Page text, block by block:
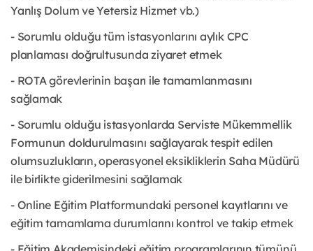
Yanlış Dolum ve Yetersiz Hizmet vb.)
- Sorumlu olduğu tüm istasyonlarını aylık CPC
planlaması doğrultusunda ziyaret etmek
- ROTA görevlerinin başarı ile tamamlanmasını
sağlamak
- Sorumlu olduğu istasyonlarda Serviste Mükemmellik
Formunun doldurulmasını sağlayarak tespit edilen
olumsuzlukların, operasyonel eksikliklerin Saha Müdürü
ile birlikte giderilmesini sağlamak
- Online Eğitim Platformundaki personel kayıtlarını ve
eğitim tamamlama durumlarını kontrol ve takip etmek